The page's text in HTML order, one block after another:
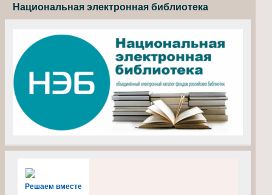
Национальная электронная библиотека
Решаем вместе